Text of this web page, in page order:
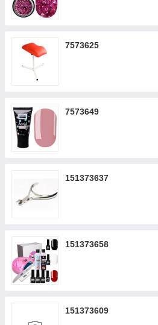
7573625
7573649
151373637
151373658
151373609